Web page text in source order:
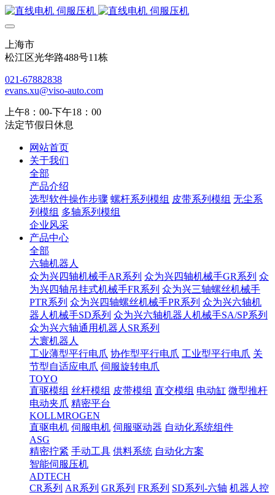
上海市
松江区光华路488号11栋
021-67882838
evans.xu@viso-auto.com
上午8：00-下午18：00
法定节假日休息
网站首页
关于我们
全部
产品介绍
选型软件操作步骤 螺杆系列模组 皮带系列模组 无尘系
列模组 多轴系列模组
企业风采
产品中心
全部
六轴机器人
众为兴四轴机械手AR系列 众为兴四轴机械手GR系列 众
为兴四轴吊挂式机械手FR系列 众为兴三轴螺丝机械手
PTR系列 众为兴四轴螺丝机械手PR系列 众为兴六轴机
器人机械手SD系列 众为兴六轴机器人机械手SA/SP系列
众为兴六轴通用机器人SR系列
大寰机器人
工业薄型平行电爪 协作型平行电爪 工业型平行电爪 关
节型自适应电爪 伺服旋转电爪
TOYO
直驱模组 丝杆模组 皮带模组 直交模组 电动缸 微型推杆
电动夹爪 精密平台
KOLLMROGEN
直驱电机 伺服电机 伺服驱动器 自动化系统组件
ASG
精密拧紧 手动工具 供料系统 自动化方案
智能伺服压机
ADTECH
CR系列 AR系列 GR系列 FR系列 SD系列-六轴 机器人控